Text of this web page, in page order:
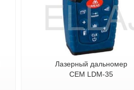
Лазерный дальномер
CEM LDM-35